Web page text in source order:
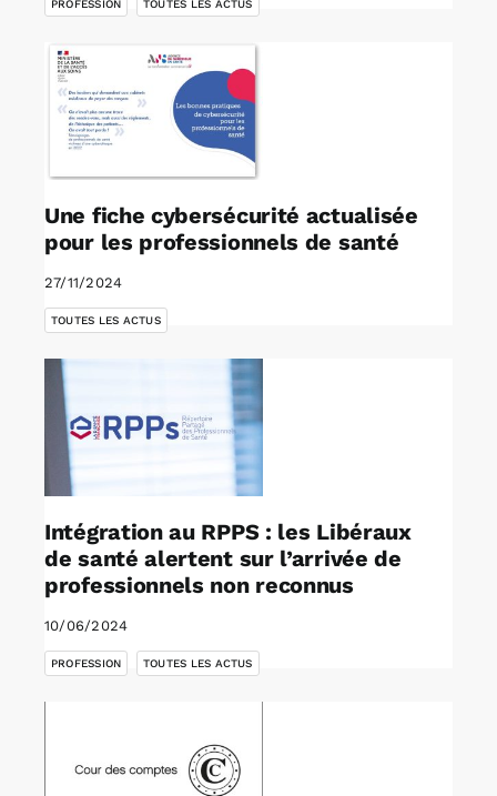
PROFESSION TOUTES LES ACTUS
Une fiche cybersécurité actualisée
pour les professionnels de santé
27/11/2024
TOUTES LES ACTUS
Intégration au RPPS : les Libéraux
de santé alertent sur l’arrivée de
professionnels non reconnus
10/06/2024
PROFESSION TOUTES LES ACTUS